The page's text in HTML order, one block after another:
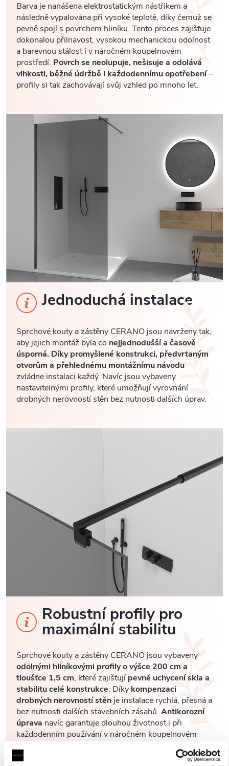
Barva je nanášena elektrostatickým nástřikem a
následně vypalována při vysoké teplotě, díky čemuž se
pevně spojí s povrchem hliníku. Tento proces zajišťuje
dokonalou přilnavost, vysokou mechanickou odolnost
a barevnou stálost i v náročném koupelnovém
prostředí. Povrch se neolupuje, nešisuje a odolává
vlhkosti, běžné údržbě i každodennímu opotřebení–
profily si tak zachovávají svůj vzhled po mnoho let.
Jednoduchá instalace
Sprchové kouty a zástěny CERANO jsou navrženy tak,
aby jejich montáž byla co nejjednodušší a časově
úsporná. Díky promyšlené konstrukci, předvrtaným
otvorům a přehlednému montážnímu návodu
zvládne instalaci každý. Navíc jsou vybaveny
nastavitelnými profily, které umožňují vyrovnání
drobných nerovností stěn bez nutnosti dalších úprav.
Robustní profily pro
maximální stabilitu
Sprchové kouty a zástěny CERANO jsou vybaveny
odolnými hliníkovými profily o výšce 200 cm a
tloušťce 1,5 cm, které zajišťujípevné uchycení skla a
stabilitu celé konstrukce. Díky kompenzaci
drobných nerovností stěnje instalace rychlá, přesná a
bez nutnosti dalších stavebních zásahů. Antikorozní
úprava navíc garantuje dlouhou životnost i při
každodenním používání v náročném koupelnovém